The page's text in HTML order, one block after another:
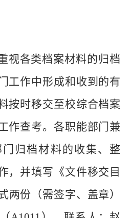
视各类档案材料的归档
工作中形成和收到的有
按时移交至校综合档案
作查考。各职能部门兼
归档材料的收集、整
， 并填写《文件移交目
两份（需签字、盖章）